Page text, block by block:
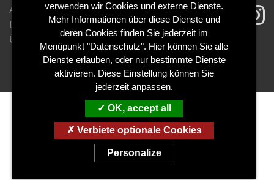
AGB
Impressum
Datenschutzerklärung
Cookies
Über uns
Kontakt
Mediadaten
Abo kündigen
Abo widerrufen
verwenden wir Cookies und externe Dienste.
Mehr Informationen über diese Dienste und
deren Cookies finden Sie jederzeit im
Menüpunkt "Datenschutz". Hier können Sie alle
Dienste erlauben, oder nur bestimmte Dienste
aktivieren. Diese Einstellung können Sie
jederzeit anpassen.
OK, accept all
Verbiete optionale Cookies
Personalize